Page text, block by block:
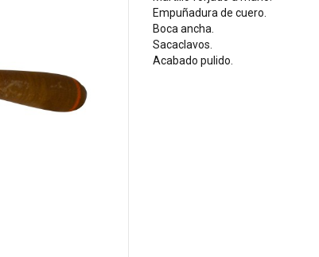
Empuñadura de cuero.
Boca ancha.
Sacaclavos.
Acabado pulido.